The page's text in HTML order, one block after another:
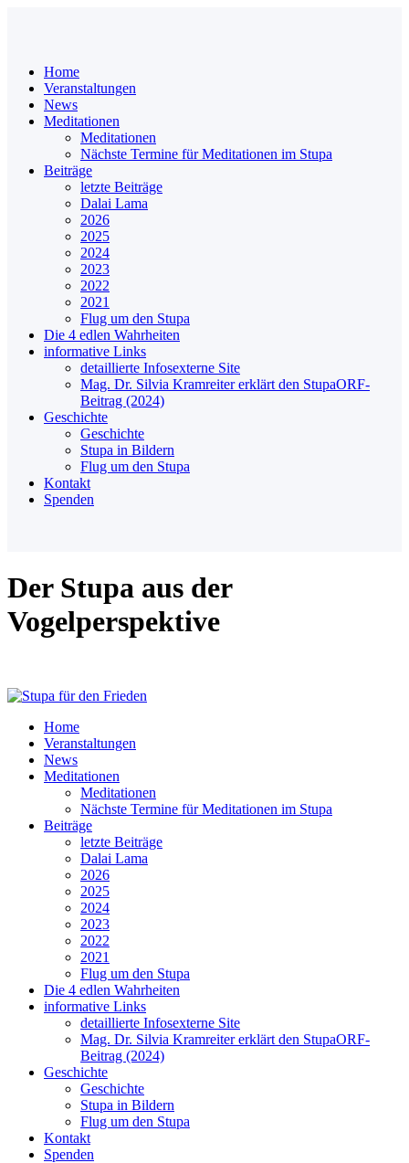
Home
Veranstaltungen
News
Meditationen
Meditationen
Nächste Termine für Meditationen im Stupa
Beiträge
letzte Beiträge
Dalai Lama
2026
2025
2024
2023
2022
2021
Flug um den Stupa
Die 4 edlen Wahrheiten
informative Links
detaillierte Infosexterne Site
Mag. Dr. Silvia Kramreiter erklärt den StupaORF-
Beitrag (2024)
Geschichte
Geschichte
Stupa in Bildern
Flug um den Stupa
Kontakt
Spenden
Der Stupa aus der
Vogelperspektive
Home
Veranstaltungen
News
Meditationen
Meditationen
Nächste Termine für Meditationen im Stupa
Beiträge
letzte Beiträge
Dalai Lama
2026
2025
2024
2023
2022
2021
Flug um den Stupa
Die 4 edlen Wahrheiten
informative Links
detaillierte Infosexterne Site
Mag. Dr. Silvia Kramreiter erklärt den StupaORF-
Beitrag (2024)
Geschichte
Geschichte
Stupa in Bildern
Flug um den Stupa
Kontakt
Spenden